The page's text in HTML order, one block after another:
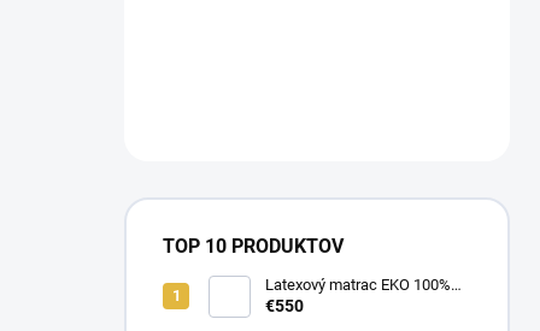
TOP 10 PRODUKTOV
Latexový matrac EKO 100%
prírodný (multizónový)
€550